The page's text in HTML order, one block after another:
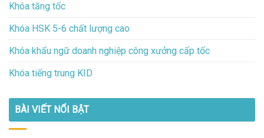
Khóa tăng tốc
Khóa HSK 5-6 chất lượng cao
Khóa khẩu ngữ doanh nghiệp công xưởng cấp tốc
Khóa tiếng trung KID
BÀI VIẾT NỔI BẬT